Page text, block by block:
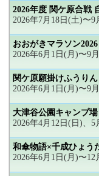
2026年度 関ケ原合戦
2026年7月18日(土)〜9
おおがきマラソン
2026年6月1日(月)〜9
関ケ原願掛けふうり
2026年6月1日(月)〜9
大津谷公園キャンプ
2026年4月12日(日)、
和傘物語×千成ひょう
2026年6月1日(月)〜12